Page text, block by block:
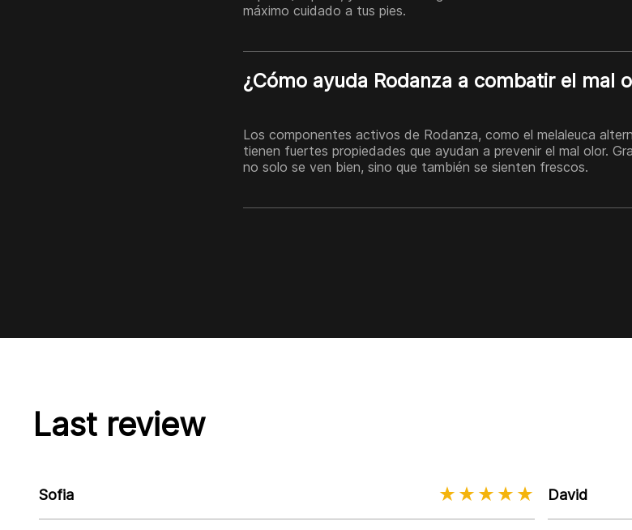
máximo cuidado a tus pies.
¿Cómo ayuda Rodanza a combatir el mal
Los componentes activos de Rodanza, como el melaleuca
tienen fuertes propiedades que ayudan a prevenir el mal olor.
no solo se ven bien, sino que también se sienten frescos.
Last review
Sofia David